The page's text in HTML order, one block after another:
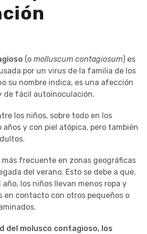
(o molluscum contagiosum) es
por un virus de la familia de los
su nombre indica, es una afección
de fácil autoinoculación.
los niños, sobre todo en los
años y con piel atópica, pero también
frecuente en zonas geográficas
del verano. Esto se debe a que,
año, los niños llevan menos ropa y
en contacto con otros pequeños o
del molusco contagioso, los